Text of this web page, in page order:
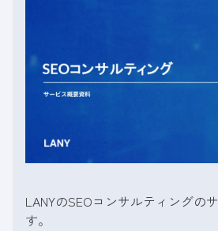
LANYのSEOコンサルティングの
す。